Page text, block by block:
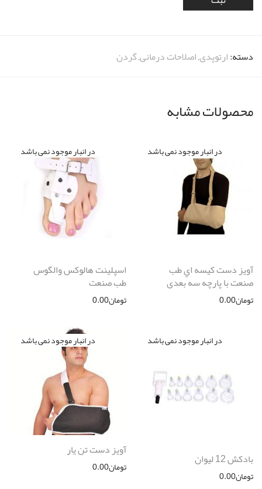
دسته:ارتوپدی,اصلاحات درمانی,گردن
محصولات مشابه
آويز دست كيسه اي طب
صنعت با پارچه سه بعدی
تومان0.00
اسپلينت هالوكس والگوس
طب صنعت
تومان0.00
بادکش 12 لیوان
تومان0.00
آویز دست تن یار
تومان0.00